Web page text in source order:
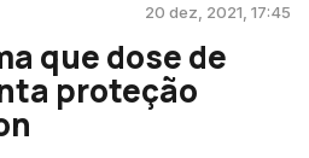
20 dez, 2021, 17:45
que dose de
proteção